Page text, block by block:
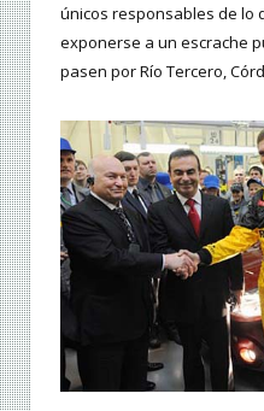
únicos responsables de lo
exponerse a un escrache
pasen por Río Tercero,